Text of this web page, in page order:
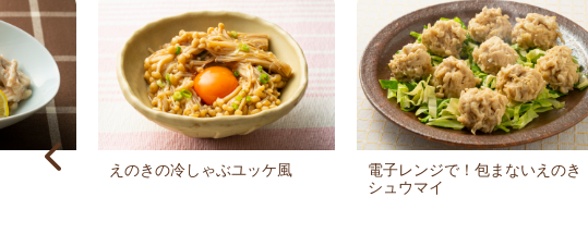
えのきの冷しゃぶユッケ風
電子レンジで！包まないえのき
シュウマイ